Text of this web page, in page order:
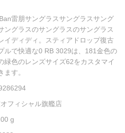
雷朋サングラスサングラスサング
ングラスのサングラスのサングラス
イディディ。スティアドロップ復古
ルで快適な0 RB 3029は、181金色の
緑色のレンズサイズ62をカスタマイ
ます。
フィシャル旗艦店
g